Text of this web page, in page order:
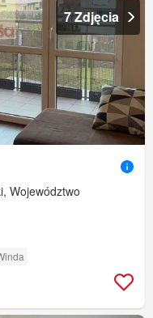
7 Zdjęcia
Województwo